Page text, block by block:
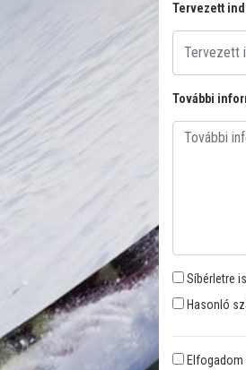
Tervezett
További
Síbérletre
Hasonló